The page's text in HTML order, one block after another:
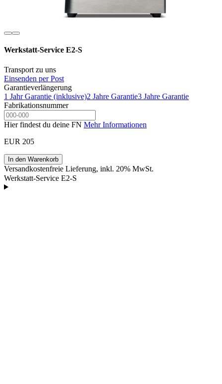
Werkstatt-Service E2-S
Transport zu uns
Einsenden per Post
Garantieverlängerung
1 Jahr Garantie (inklusive)2 Jahre Garantie3 Jahre Garantie
Fabrikationsnummer
Hier findest du deine FN Mehr Informationen
EUR 205
In den Warenkorb
Versandkostenfreie Lieferung, inkl. 20% MwSt.
Werkstatt-Service E2-S